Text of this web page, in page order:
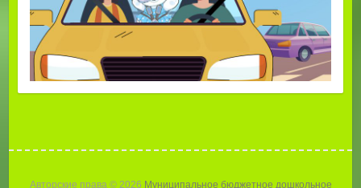
Авторские права © 2026 Муниципальное бюджетное дошкольное